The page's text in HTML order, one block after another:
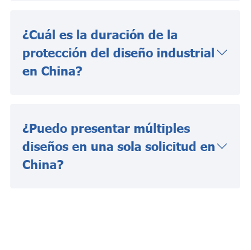
¿Cuál es la duración de la
protección del diseño industrial
en China?
¿Puedo presentar múltiples
diseños en una sola solicitud en
China?